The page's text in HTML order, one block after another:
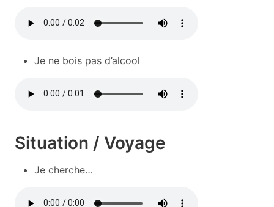
Je ne bois pas d’alcool
Situation / Voyage
Je cherche…